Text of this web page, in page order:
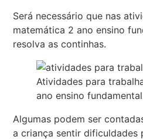
Será necessário que nas
matemática 2 ano ensino
resolva as continhas.
Atividades para
ano ensino fundamental
Algumas podem ser
a criança sentir dificuldades